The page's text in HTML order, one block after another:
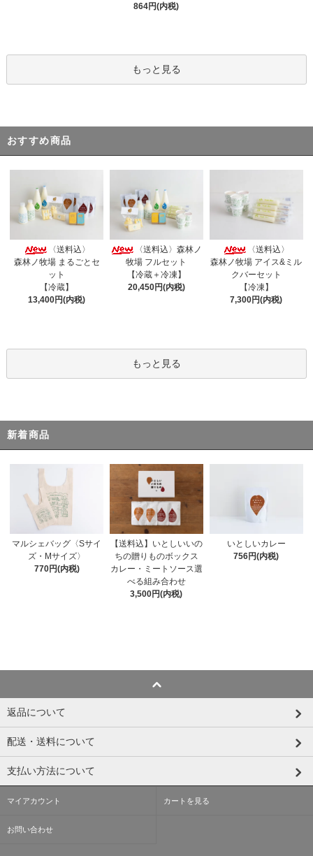
864円(内税)
もっと見る
おすすめ商品
〈送料込〉
森林ノ牧場 まるごとセ
ット
【冷蔵】
13,400円(内税)
〈送料込〉森林ノ
牧場 フルセット
【冷蔵＋冷凍】
20,450円(内税)
〈送料込〉
森林ノ牧場 アイス&ミル
クバーセット
【冷凍】
7,300円(内税)
もっと見る
新着商品
マルシェバッグ〈Sサイ
ズ・Mサイズ〉
770円(内税)
【送料込】いとしいいの
ちの贈りものボックス
カレー・ミートソース選
べる組み合わせ
3,500円(内税)
いとしいカレー
756円(内税)
返品について
配送・送料について
支払い方法について
マイアカウント カートを見る
お問い合わせ